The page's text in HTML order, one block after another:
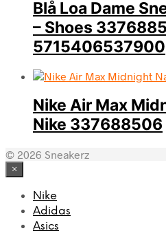
Blå Loa Dame
– Shoes
5715406537900
Nike Air Max
Nike 337688506
© 2026 Sneakerz
×
Nike
Adidas
Asics